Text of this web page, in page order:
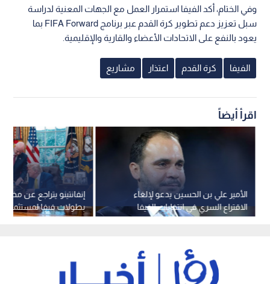
وفي الختام، أكد الفيفا استمرار العمل مع الجهات المعنية لدراسة
سبل تعزيز دعم تطوير كرة القدم عبر برنامج FIFA Forward بما
يعود بالنفع على الاتحادات الأعضاء والقارية والإقليمية.
الفيفا كرة القدم اعتذار مشاريع
اقرأ أيضاً
إنفانتينو يتراجع عن
بطولات فيفا لمستثمرين
الأمير علي بن الحسين يدعو لإلغاء
الاقتراع السري في انتخابات الفيفا